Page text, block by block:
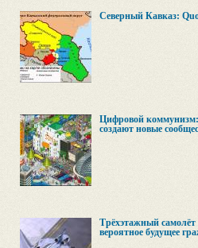
Северный Кавказ:
Цифровой
создают новые
Трёхэтажный
вероятное будущее